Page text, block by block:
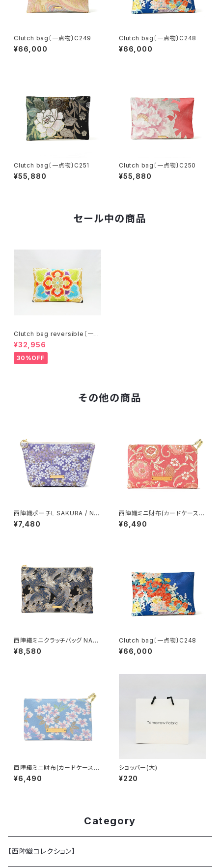
Clutch bag〔一点物〕C249
¥66,000
Clutch bag〔一点物〕C248
¥66,000
Clutch bag〔一点物〕C251
¥55,880
Clutch bag〔一点物〕C250
¥55,880
セール中の商品
Clutch bag reversible〔一点
物〕C077R
¥32,956
30%OFF
その他の商品
西陣織ポーチL SAKURA / NP
L22
¥7,480
西陣織ミニ財布(カードケース)
YUKIWA / NCC20
¥6,490
西陣織ミニクラッチバッグ NAMI
/ NMC19【人気商品】
¥8,580
Clutch bag〔一点物〕C248
¥66,000
西陣織ミニ財布(カードケース)
SAKURA / NCC15
¥6,490
ショッパー(大)
¥220
Category
【西陣織コレクション】